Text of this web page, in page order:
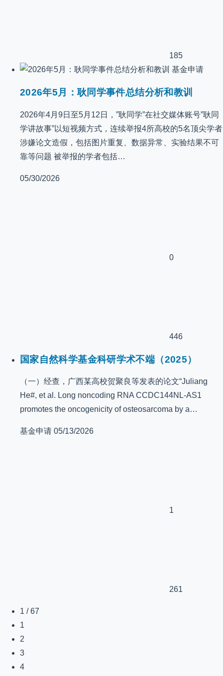
185
基金申请
2026年5月：耿同学事件总结分析和教训
2026年4月9日至5月12日，”耿同学”在社交媒体账号”耿同
学讲故事”以短视频方式，连续举报4所高校的5名顶尖学者
涉嫌论文造假，包括图片重复、数据异常、实验结果不可
靠等问题 被举报的学者包括…
05/30/2026
0
446
国家自然科学基金科研学术不端（2025）
（一）经查，广西某高校贺聚良等发表的论文“Juliang
He#, et al. Long noncoding RNA CCDC144NL-AS1
promotes the oncogenicity of osteosarcoma by a…
基金申请 05/13/2026
1
261
1 / 67
1
2
3
4